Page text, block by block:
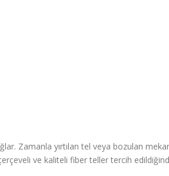
Zamanla yırtılan tel veya bozulan
ve kaliteli fiber teller tercih